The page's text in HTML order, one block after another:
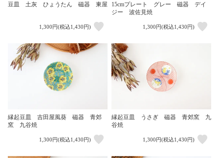
豆皿 土灰 ひょうたん 磁器 東屋
1,300円(税込1,430円)
15cmプレート グレー 磁器 デイ
ジー 波佐見焼
1,300円(税込1,430円)
縁起豆皿 吉田屋風葵 磁器 青郊
窯 九谷焼
1,300円(税込1,430円)
縁起豆皿 うさぎ 磁器 青郊窯 九
谷焼
1,300円(税込1,430円)